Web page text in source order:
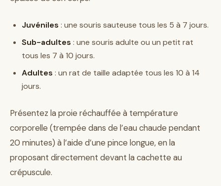
Juvéniles : une souris sauteuse tous les 5 à 7 jours.
Sub-adultes : une souris adulte ou un petit rat
tous les 7 à 10 jours.
Adultes : un rat de taille adaptée tous les 10 à 14
jours.
Présentez la proie réchauffée à température
corporelle (trempée dans de l’eau chaude pendant
20 minutes) à l’aide d’une pince longue, en la
proposant directement devant la cachette au
crépuscule.